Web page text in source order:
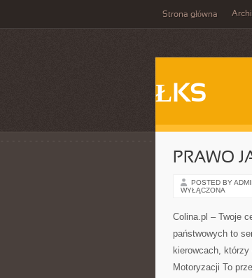
Strona główna
ŁKS
PRAWO
POSTED BY
WYŁĄCZONA
Colina.pl – Twoje
państwowych to
kierowcach,
Motoryzacji To